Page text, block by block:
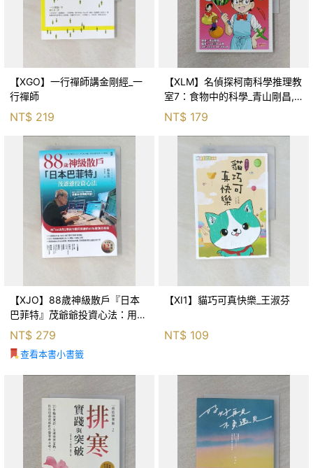
【XGO】一行禪師講金剛經_一
行禪師
NT$ 219
【XLM】名偵探柯南科學推理教
室7：食物中的科學_青山剛昌,
NT$ 179
【XJO】88歲神級散戶『日本
巴菲特』茂爺爺投資心法：用
「126法則」滾出18億円資產的
69年股海交易術_藤本茂, 賴惠
鈴
NT$ 279
查看本書小書籤
【XI1】貓巧可真快樂_王淑芬
NT$ 109